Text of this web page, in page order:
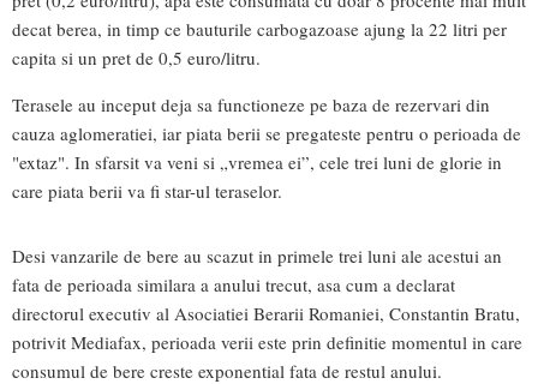
decat berea, in timp ce bauturile carbogazoase ajung la 22 litri per
capita si un pret de 0,5 euro/litru.
Terasele au inceput deja sa functioneze pe baza de rezervari din
cauza aglomeratiei, iar piata berii se pregateste pentru o perioada de
"extaz". In sfarsit va veni si „vremea ei”, cele trei luni de glorie in
care piata berii va fi star-ul teraselor.
Desi vanzarile de bere au scazut in primele trei luni ale acestui an
fata de perioada similara a anului trecut, asa cum a declarat
directorul executiv al Asociatiei Berarii Romaniei, Constantin Bratu,
potrivit Mediafax, perioada verii este prin definitie momentul in care
consumul de bere creste exponential fata de restul anului.